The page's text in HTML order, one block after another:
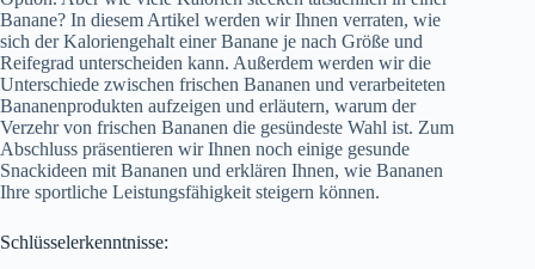
Banane? In diesem Artikel werden wir Ihnen verraten, wie
sich der Kaloriengehalt einer Banane je nach Größe und
Reifegrad unterscheiden kann. Außerdem werden wir die
Unterschiede zwischen frischen Bananen und verarbeiteten
Bananenprodukten aufzeigen und erläutern, warum der
Verzehr von frischen Bananen die gesündeste Wahl ist. Zum
Abschluss präsentieren wir Ihnen noch einige gesunde
Snackideen mit Bananen und erklären Ihnen, wie Bananen
Ihre sportliche Leistungsfähigkeit steigern können.
Schlüsselerkenntnisse: